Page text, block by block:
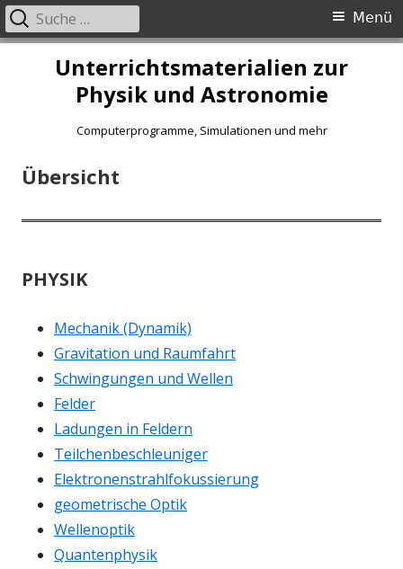
Unterrichtsmaterialien zur
Physik und Astronomie
Computerprogramme, Simulationen und mehr
Primäres
Menü
Menü
Suche
nach:
Übersicht
PHYSIK
Mechanik (Dynamik)
Gravitation und Raumfahrt
Schwingungen und Wellen
Felder
Ladungen in Feldern
Teilchenbeschleuniger
Elektronenstrahlfokussierung
geometrische Optik
Wellenoptik
Quantenphysik